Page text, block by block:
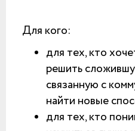
Для кого:
для тех, кто
решить
связанную с
найти новые
для тех, кто